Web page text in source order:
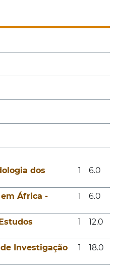
dos
1 6.0
África -
1 6.0
1 12.0
Investigação
1 18.0